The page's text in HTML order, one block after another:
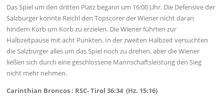
Das Spiel um den dritten Platz begann um 16:00 Uhr. Die Defensive der
Salzburger konnte Reichl den Topscorer der Wiener nicht daran
hindern Korb um Korb zu erzielen. Die Wiener führten zur
Halbzeitpause mit acht Punkten. In der zweiten Halbzeit versuchten
die Salzburger alles um das Spiel noch zu drehen, aber die Wiener
ließen sich durch eine geschlossene Mannschaftsleistung den Sieg
nicht mehr nehmen.
Carinthian Broncos : RSC- Tirol 36:34 (Hz. 15:16)